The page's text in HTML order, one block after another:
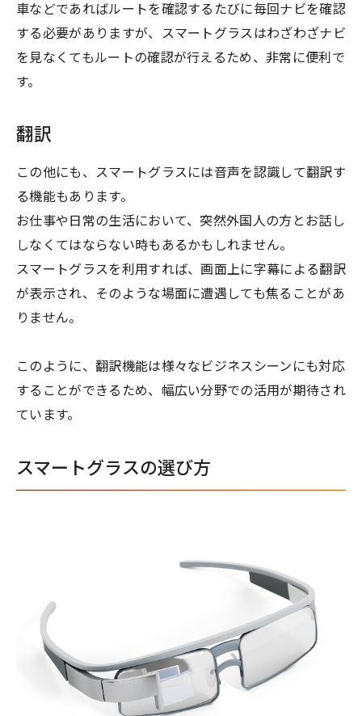
車などであればルートを確認するたびに毎回ナビを確認
する必要がありますが、スマートグラスはわざわざナビ
を見なくてもルートの確認が行えるため、非常に便利で
す。
翻訳
この他にも、スマートグラスには音声を認識して翻訳す
る機能もあります。
お仕事や日常の生活において、突然外国人の方とお話し
しなくてはならない時もあるかもしれません。
スマートグラスを利用すれば、画面上に字幕による翻訳
が表示され、そのような場面に遭遇しても焦ることがあ
りません。
このように、翻訳機能は様々なビジネスシーンにも対応
することができるため、幅広い分野での活用が期待され
ています。
スマートグラスの選び方